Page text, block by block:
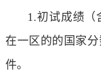
1.初试成绩（
在一区的的国家
件。